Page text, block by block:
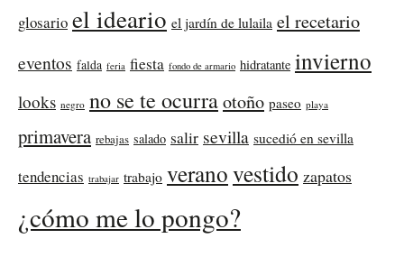
glosario el ideario el jardín de lulaila el recetario
eventos falda feria fiesta fondo de armario hidratante invierno
looks negro no se te ocurraotoño paseo playa
primavera rebajas salado salir sevilla sucedió en sevilla
tendencias trabajar trabajo veranovestido zapatos
¿cómo me lo pongo?